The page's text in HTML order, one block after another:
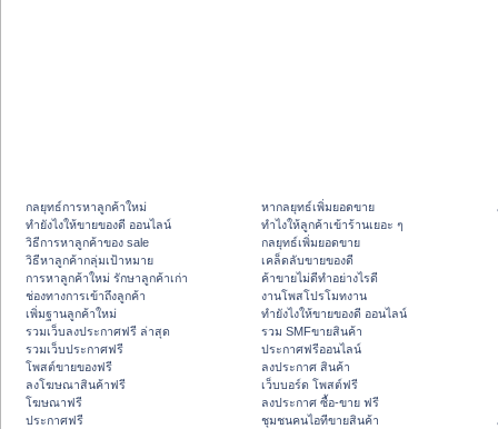
กลยุทธ์การหาลูกค้าใหม่
ทํายังไงให้ขายของดี ออนไลน์
วิธีการหาลูกค้าของ sale
วิธีหาลูกค้ากลุ่มเป้าหมาย
การหาลูกค้าใหม่ รักษาลูกค้าเก่า
ช่องทางการเข้าถึงลูกค้า
เพิ่มฐานลูกค้าใหม่
รวมเว็บลงประกาศฟรี ล่าสุด
รวมเว็บประกาศฟรี
โพสต์ขายของฟรี
ลงโฆษณาสินค้าฟรี
โฆษณาฟรี
ประกาศฟรี
หากลยุทธ์เพิ่มยอดขาย
ทําไงให้ลูกค้าเข้าร้านเยอะ ๆ
กลยุทธ์เพิ่มยอดขาย
เคล็ดลับขายของดี
ค้าขายไม่ดีทำอย่างไรดี
งานโพสโปรโมทงาน
ทํายังไงให้ขายของดี ออนไลน์
รวม SMFขายสินค้า
ประกาศฟรีออนไลน์
ลงประกาศ สินค้า
เว็บบอร์ด โพสต์ฟรี
ลงประกาศ ซื้อ-ขาย ฟรี
ชุมชนคนไอทีขายสินค้า